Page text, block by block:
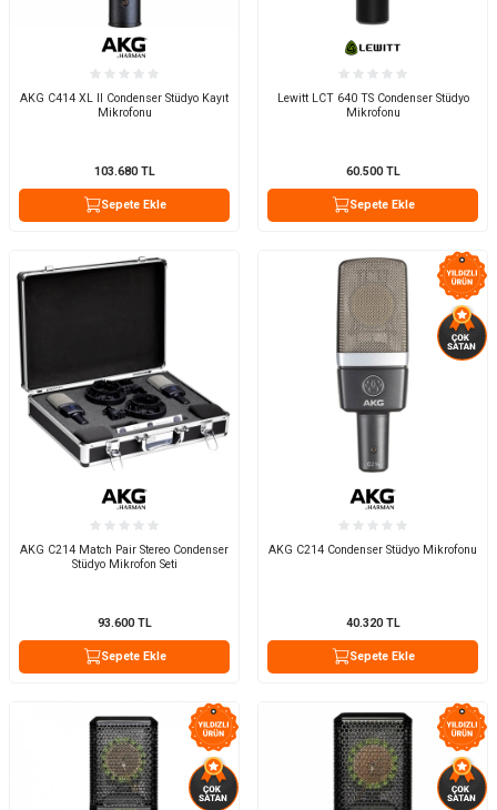
AKG C414 XL II Condenser Stüdyo Kayıt
Mikrofonu
103.680TL
Sepete Ekle
Lewitt LCT 640 TS Condenser Stüdyo
Mikrofonu
60.500TL
Sepete Ekle
AKG C214 Match Pair Stereo Condenser
Stüdyo Mikrofon Seti
93.600TL
Sepete Ekle
AKG C214 Condenser Stüdyo Mikrofonu
40.320TL
Sepete Ekle